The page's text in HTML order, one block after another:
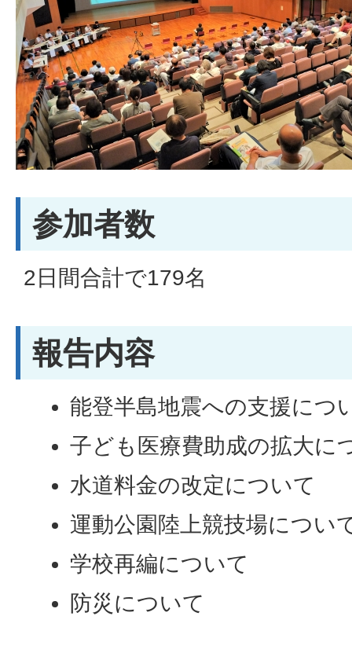
参加者数
2日間合計で179名
報告内容
能登半島地震への支援につ
子ども医療費助成の拡大に
水道料金の改定について
運動公園陸上競技場につい
学校再編について
防災について